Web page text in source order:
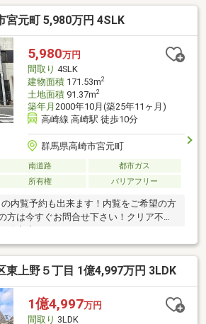
物も便利、商業施設が点在◇木漏れ日を
が楽しめる「氷川参道」まで500ｍ◇大
南中学校1000ｍ 幼保園も徒歩圏内◆お
しませんか？◆◇ポラスでリフォーム相
リフォーム、予算やスケジュール管理
ます！
宮元町 5,980万円 4SLK
5,980万円
間取り 4SLK
建物面積171.53m2
土地面積91.37m2
築年月 2000年10月(築25年11ヶ月)
高崎線 高崎駅 徒歩10分
群馬県高崎市宮元町
南道路
都市ガス
所有権 バリアフリー
内覧予約も出来ます！内覧をご希望の方
方は今すぐお問合せ下さい！クリア不動
東上野５丁目 1億4,997万円 3LDK
1億4,997万円
間取り 3LDK